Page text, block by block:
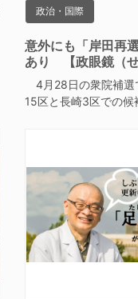
政治・国際
意外にも「岸田再
あり 【政眼鏡（
4月28日の衆院補選
15区と長崎3区での